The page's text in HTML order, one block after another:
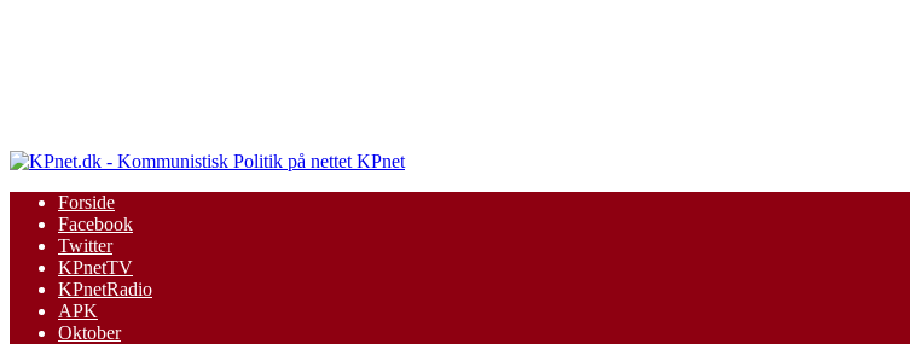
KPnet
Forside
Facebook
Twitter
KPnetTV
KPnetRadio
APK
Oktober